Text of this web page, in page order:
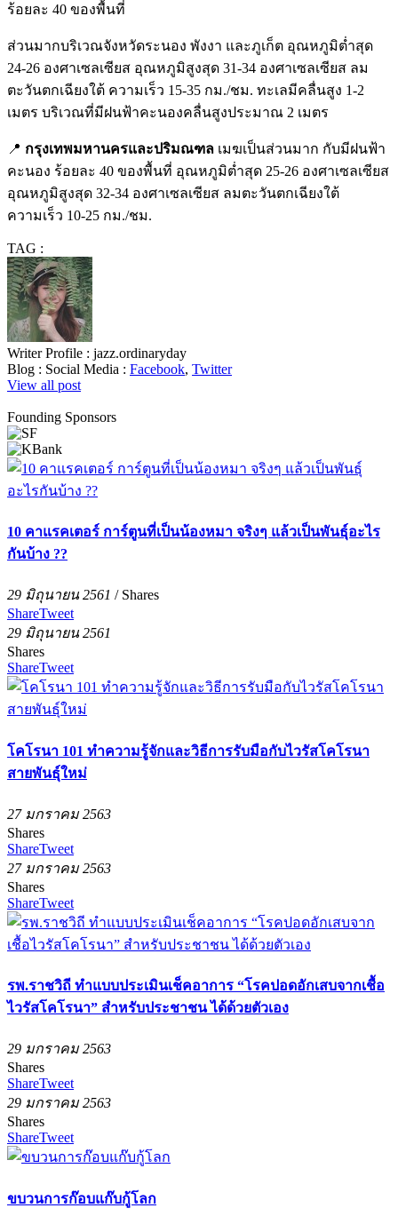
ร้อยละ 40 ของพื้นที่
ส่วนมากบริเวณจังหวัดระนอง พังงา และภูเก็ต อุณหภูมิต่ำสุด
24-26 องศาเซลเซียส อุณหภูมิสูงสุด 31-34 องศาเซลเซียส ลม
ตะวันตกเฉียงใต้ ความเร็ว 15-35 กม./ชม. ทะเลมีคลื่นสูง 1-2
เมตร บริเวณที่มีฝนฟ้าคะนองคลื่นสูงประมาณ 2 เมตร
📍 กรุงเทพมหานครและปริมณฑล เมฆเป็นส่วนมาก กับมีฝนฟ้า
คะนอง ร้อยละ 40 ของพื้นที่ อุณหภูมิต่ำสุด 25-26 องศาเซลเซียส
อุณหภูมิสูงสุด 32-34 องศาเซลเซียส ลมตะวันตกเฉียงใต้
ความเร็ว 10-25 กม./ชม.
TAG :
Writer Profile : jazz.ordinaryday
Blog : Social Media : Facebook, Twitter
View all post
Founding Sponsors
10 คาแรคเตอร์ การ์ตูนที่เป็นน้องหมา จริงๆ แล้วเป็นพันธุ์อะไร
กันบ้าง ??
29 มิถุนายน 2561 / Shares
ShareTweet
29 มิถุนายน 2561
Shares
ShareTweet
โคโรนา 101 ทำความรู้จักและวิธีการรับมือกับไวรัสโคโรนา
สายพันธุ์ใหม่
27 มกราคม 2563
Shares
ShareTweet
27 มกราคม 2563
Shares
ShareTweet
รพ.ราชวิถี ทำแบบประเมินเช็คอาการ “โรคปอดอักเสบจากเชื้อ
ไวรัสโคโรนา” สำหรับประชาชน ได้ด้วยตัวเอง
29 มกราคม 2563
Shares
ShareTweet
29 มกราคม 2563
Shares
ShareTweet
ขบวนการก๊อบแก๊บกู้โลก